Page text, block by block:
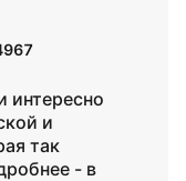
интересно
и
так
- в